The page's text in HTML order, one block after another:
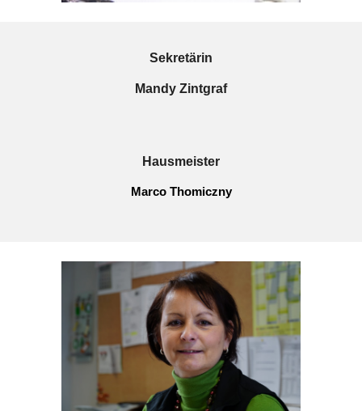
Sekretärin
Mandy Zintgraf
Hausmeister
Marco Thomiczny